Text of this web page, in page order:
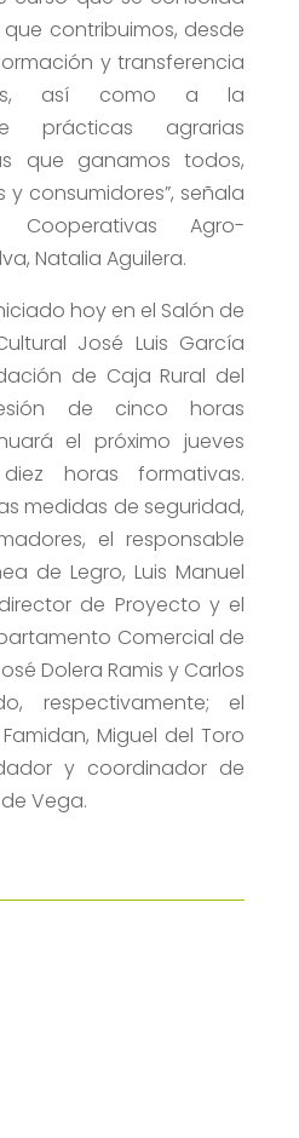
contribuimos, desde
y transferencia
así como a la
prácticas agrarias
que ganamos todos,
consumidores”, señala
Agro-
Natalia Aguilera.
hoy en el Salón de
José Luis García
de Caja Rural del
de cinco horas
el próximo jueves
horas formativas.
medidas de seguridad,
el responsable
de Legro, Luis Manuel
de Proyecto y el
Comercial de
Dolera Ramis y Carlos
respectivamente; el
Miguel del Toro
y coordinador de
Vega.